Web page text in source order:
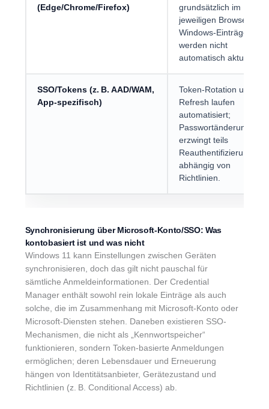
(Edge/Chrome/Firefox)
grundsätzlich im
jeweiligen
Windows-Einträge
werden nicht
automatisch
SSO/Tokens (z. B. AAD/WAM,
App-spezifisch)
Token-Rotation und
Refresh laufen
automatisiert;
Passwortänderung
erzwingt teils
Reauthentifizierung,
abhängig von
Richtlinien.
Synchronisierung über Microsoft-Konto/SSO: Was
kontobasiert ist und was nicht
Windows 11 kann Einstellungen zwischen Geräten
synchronisieren, doch das gilt nicht pauschal für
sämtliche Anmeldeinformationen. Der Credential
Manager enthält sowohl rein lokale Einträge als auch
solche, die im Zusammenhang mit Microsoft-Konto oder
Microsoft-Diensten stehen. Daneben existieren SSO-
Mechanismen, die nicht als „Kennwortspeicher“
funktionieren, sondern Token-basierte Anmeldungen
ermöglichen; deren Lebensdauer und Erneuerung
hängen von Identitätsanbieter, Gerätezustand und
Richtlinien (z. B. Conditional Access) ab.